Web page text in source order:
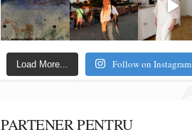
Load More... Follow on Instagram
PARTENER PENTRU